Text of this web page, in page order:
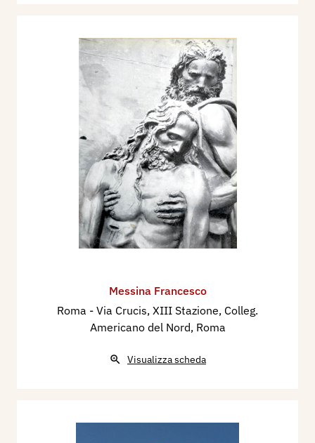
Messina Francesco
Roma - Via Crucis, XIII Stazione, Colleg.
Americano del Nord, Roma
Visualizza scheda